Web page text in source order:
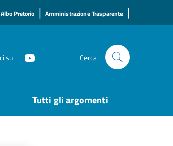
Albo Pretorio | Amministrazione Trasparente |
su Cerca
Tutti gli argomenti